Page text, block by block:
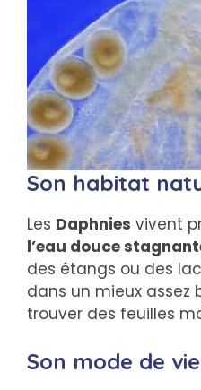
Son habitat
Les Daphnies vivent
l’eau douce
des étangs ou des
dans un mieux assez
trouver des feuilles
Son mode de vie